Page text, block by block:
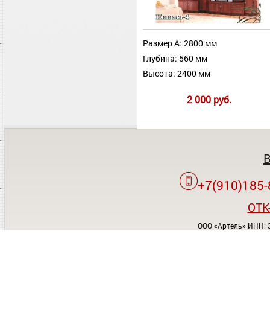
Размер А: 2800 мм
Глубина: 560 мм
Высота: 2400 мм
2 000 руб.
ООО «Артель» ИНН: